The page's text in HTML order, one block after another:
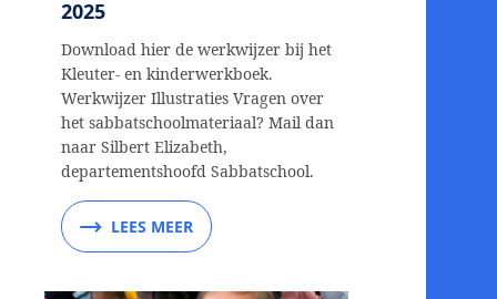
2025
Download hier de werkwijzer bij het
Kleuter- en kinderwerkboek.
Werkwijzer Illustraties Vragen over
het sabbatschoolmateriaal? Mail dan
naar Silbert Elizabeth,
departementshoofd Sabbatschool.
LEES MEER